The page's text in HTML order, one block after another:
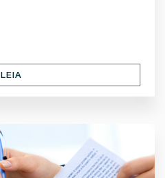
LEIA